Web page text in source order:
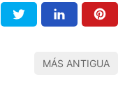
MÁS ANTIGUA